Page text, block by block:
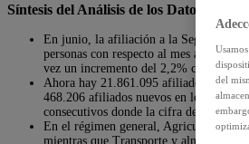
Síntesis del Análisis de los Datos de
En junio, la afiliación a la Seguridad
personas con respecto al mes anterior
vez un incremento del 2,2% con
Ahora hay 21.861.095 afiliados,
468.206 afiliados nuevos en los últimos
consecutivos donde la cifra de
En el régimen general, Agricultura
mientras que Transporte y
del